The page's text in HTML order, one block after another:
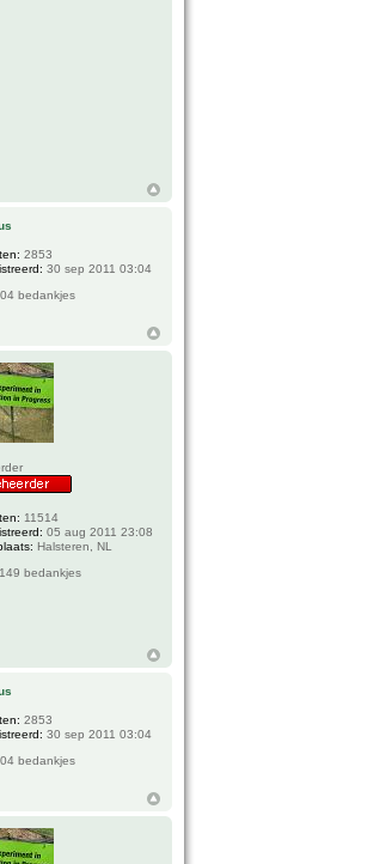
2853
30 sep 2011 03:04
bedankjes
11514
05 aug 2011 23:08
Halsteren, NL
bedankjes
2853
30 sep 2011 03:04
bedankjes